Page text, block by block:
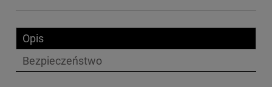
Opis
Bezpieczeństwo